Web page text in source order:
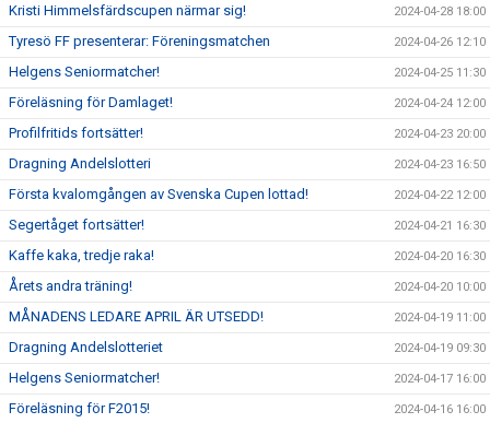
Kristi Himmelsfärdscupen närmar sig! 2024-04-28 18:00
Tyresö FF presenterar: Föreningsmatchen 2024-04-26 12:10
Helgens Seniormatcher! 2024-04-25 11:30
Föreläsning för Damlaget! 2024-04-24 12:00
Profilfritids fortsätter! 2024-04-23 20:00
Dragning Andelslotteri 2024-04-23 16:50
Första kvalomgången av Svenska Cupen lottad! 2024-04-22 12:00
Segertåget fortsätter! 2024-04-21 16:30
Kaffe kaka, tredje raka! 2024-04-20 16:30
Årets andra träning! 2024-04-20 10:00
MÅNADENS LEDARE APRIL ÄR UTSEDD! 2024-04-19 11:00
Dragning Andelslotteriet 2024-04-19 09:30
Helgens Seniormatcher! 2024-04-17 16:00
Föreläsning för F2015! 2024-04-16 16:00